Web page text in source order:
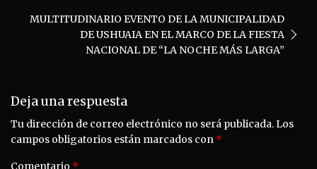
MULTITUDINARIO EVENTO DE LA MUNICIPALIDAD
DE USHUAIA EN EL MARCO DE LA FIESTA
NACIONAL DE “LA NOCHE MÁS LARGA”
Deja una respuesta
Tu dirección de correo electrónico no será publicada.Los
campos obligatorios están marcados con *
Comentario *